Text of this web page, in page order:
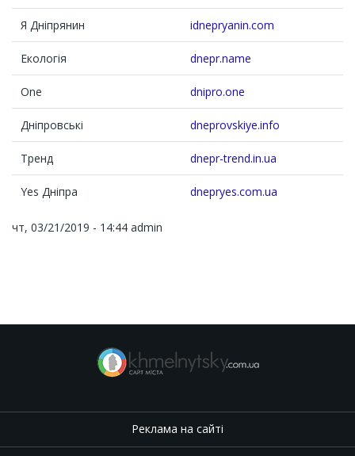
Я Дніпрянин idnepryanin.com
Екологія dnepr.name
One dnipro.one
Дніпровські dneprovskiye.info
Тренд dnepr-trend.in.ua
Yes Дніпра dnepryes.com.ua
чт, 03/21/2019 - 14:44 admin
Реклама на сайті